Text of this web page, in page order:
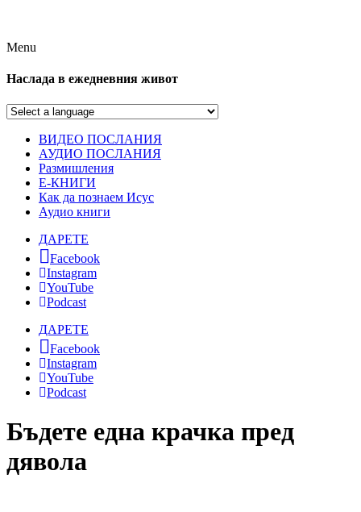
Menu
Наслада в ежедневния живот
ВИДЕО ПОСЛАНИЯ
АУДИО ПОСЛАНИЯ
Размишления
Е-КНИГИ
Как да познаем Исус
Аудио книги
ДАРЕТЕ
Facebook
Instagram
YouTube
Podcast
ДАРЕТЕ
Facebook
Instagram
YouTube
Podcast
Бъдете една крачка пред
дявола